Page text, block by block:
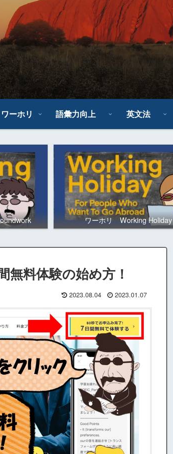
ワーホリ 語彙力向上 英文法
ワーホリ Working Holiday
無料体験の始め方！
2023.08.04 2023.01.07